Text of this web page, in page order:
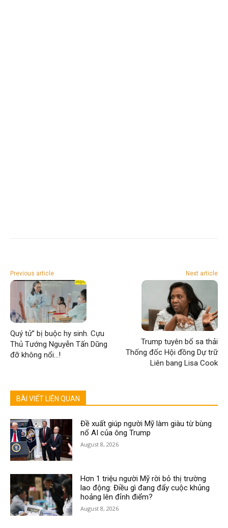
Previous article
Quý tử” bị buộc hy sinh. Cựu
Thủ Tướng Nguyễn Tấn Dũng
đỡ không nổi…!
Next article
Trump tuyên bố sa thải
Thống đốc Hội đồng Dự trữ
Liên bang Lisa Cook
BÀI VIẾT LIÊN QUAN
Đề xuất giúp người Mỹ làm giàu từ bùng
nổ AI của ông Trump
August 8, 2026
Hơn 1 triệu người Mỹ rời bỏ thị trường
lao động: Điều gì đang đẩy cuộc khủng
hoảng lên đỉnh điểm?
August 8, 2026